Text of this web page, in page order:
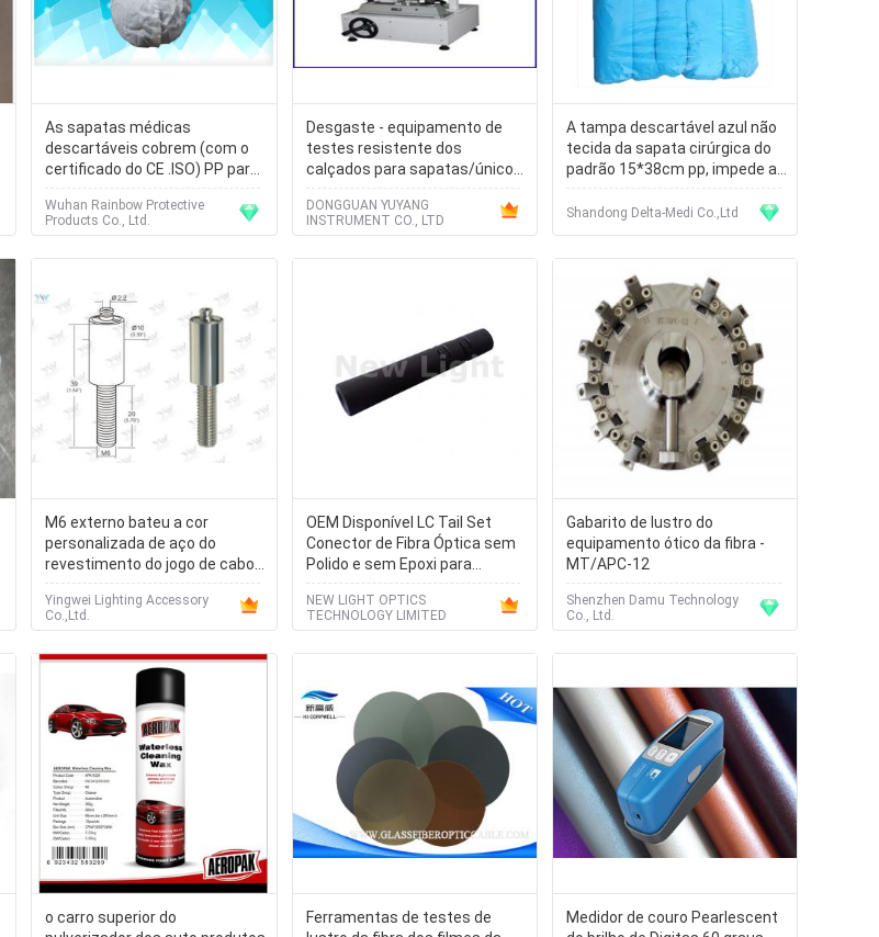
As sapatas médicas
descartáveis cobrem (com o
certificado do CE .ISO) PP para
o uso médico
Wuhan Rainbow Protective
Products Co., Ltd.
Desgaste - equipamento de
testes resistente dos
calçados para sapatas/único
verificador da resistência de
abrasão
DONGGUAN YUYANG
INSTRUMENT CO., LTD
A tampa descartável azul não
tecida da sapata cirúrgica do
padrão 15*38cm pp, impede a
poeira e a estática
Shandong Delta-Medi Co.,Ltd
M6 externo bateu a cor
personalizada de aço do
revestimento do jogo de cabo
do prendedor/aviões do cabo
Yingwei Lighting Accessory
Co.,Ltd.
OEM Disponível LC Tail Set
Conector de Fibra Óptica sem
Polido e sem Epoxi para
Instalação Fácil
NEW LIGHT OPTICS
TECHNOLOGY LIMITED
Gabarito de lustro do
equipamento ótico da fibra -
MT/APC-12
Shenzhen Damu Technology
Co., Ltd.
o carro superior do
Ferramentas de testes de
Medidor de couro Pearlescent